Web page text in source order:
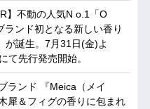
】不動の人気N o.1「O
ランド初となる新しい香り
が誕生。7月31日(金)よ
て先行発売開始。
ランド 『Meica（メイ
犀＆フィグの香りに包まれ